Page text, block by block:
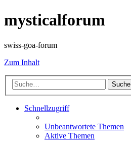
mysticalforum
swiss-goa-forum
Zum Inhalt
Suche
Schnellzugriff
Unbeantwortete Themen
Aktive Themen